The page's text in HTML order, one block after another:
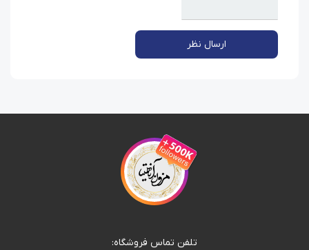
ارسال نظر
تلفن تماس فروشگاه: